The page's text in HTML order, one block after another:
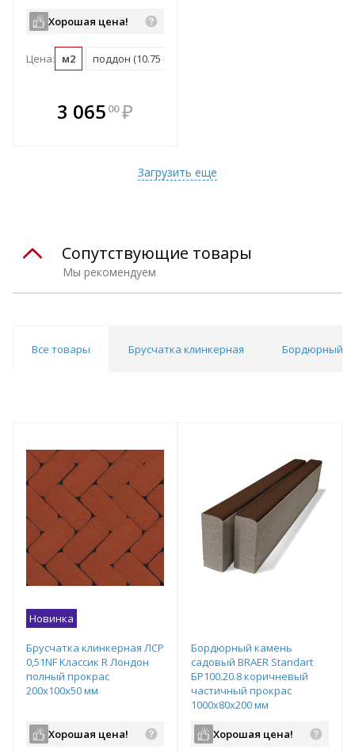
Хорошая цена!
Цена: м2 поддон (10.75 м2)
3 065 00 ₽
Загрузить еще
Мы рекомендуем
Сопутствующие товары
Все товары Брусчатка клинкерная Бордюрный
Новинка
Брусчатка клинкерная ЛСР
0,51NF Классик R Лондон
полный прокрас
200х100х50 мм
Хорошая цена!
Бордюрный камень
садовый BRAER Standart
БР100.20.8 коричневый
частичный прокрас
1000х80х200 мм
Хорошая цена!